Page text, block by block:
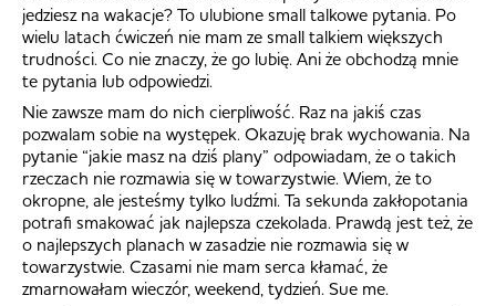
jedziesz na wakacje? To ulubione small talkowe pytania. Po
wielu latach ćwiczeń nie mam ze small talkiem większych
trudności. Co nie znaczy, że go lubię. Ani że obchodzą mnie
te pytania lub odpowiedzi.
Nie zawsze mam do nich cierpliwość. Raz na jakiś czas
pozwalam sobie na występek. Okazuję brak wychowania. Na
pytanie “jakie masz na dziś plany” odpowiadam, że o takich
rzeczach nie rozmawia się w towarzystwie. Wiem, że to
okropne, ale jesteśmy tylko ludźmi. Ta sekunda zakłopotania
potrafi smakować jak najlepsza czekolada. Prawdą jest też, że
o najlepszych planach w zasadzie nie rozmawia się w
towarzystwie. Czasami nie mam serca kłamać, że
zmarnowałam wieczór, weekend, tydzień. Sue me.